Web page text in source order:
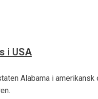
i USA
Alabama i